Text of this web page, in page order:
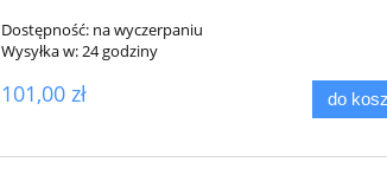
Dostępność: na wyczerpaniu
Wysyłka w:24 godziny
101,00 zł do